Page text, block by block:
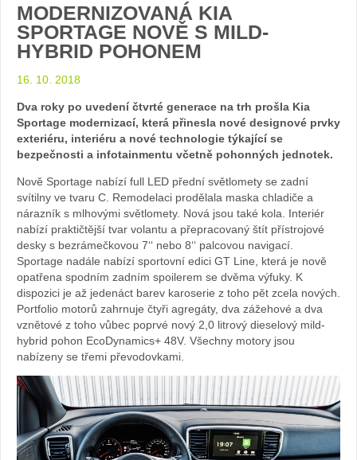
MODERNIZOVANÁ KIA
SPORTAGE NOVĚ S MILD-
HYBRID POHONEM
16. 10. 2018
Dva roky po uvedení čtvrté generace na trh prošla Kia
Sportage modernizací, která přinesla nové designové prvky
exteriéru, interiéru a nové technologie týkající se
bezpečnosti a infotainmentu včetně pohonných jednotek.
Nově Sportage nabízí full LED přední světlomety se zadní
svítilny ve tvaru C. Remodelaci prodělala maska chladiče a
nárazník s mlhovými světlomety. Nová jsou také kola. Interiér
nabízí praktičtější tvar volantu a přepracovaný štít přístrojové
desky s bezrámečkovou 7‘‘ nebo 8‘‘ palcovou navigací.
Sportage nadále nabízí sportovní edici GT Line, která je nově
opatřena spodním zadním spoilerem se dvěma výfuky. K
dispozici je až jedenáct barev karoserie z toho pět zcela nových.
Portfolio motorů zahrnuje čtyři agregáty, dva zážehové a dva
vznětové z toho vůbec poprvé nový 2,0 litrový dieselový mild-
hybrid pohon EcoDynamics+ 48V. Všechny motory jsou
nabízeny se třemi převodovkami.